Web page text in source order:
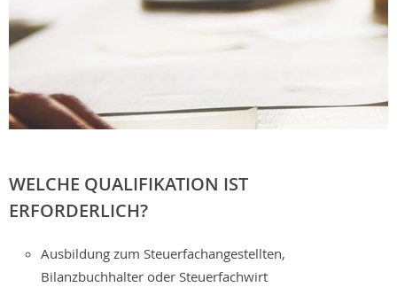
WELCHE QUALIFIKATION IST
ERFORDERLICH?
Ausbildung zum Steuerfachangestellten,
Bilanzbuchhalter oder Steuerfachwirt